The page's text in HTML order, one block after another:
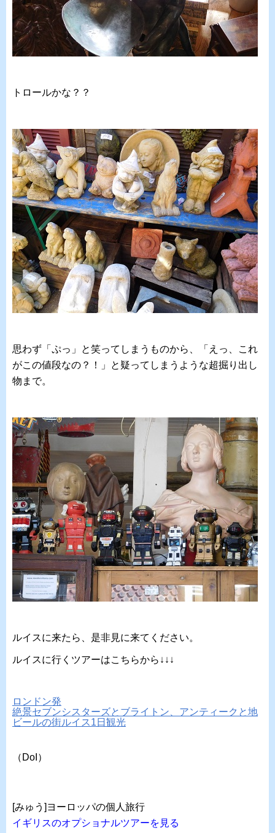
トロールかな？？
思わず「ぷっ」と笑ってしまうものから、「えっ、これ
がこの値段なの？！」と疑ってしまうような超掘り出し
物まで。
ルイスに来たら、是非見に来てください。
ルイスに行くツアーはこちらから↓↓↓
ロンドン発
絶景セブンシスターズとブライトン、アンティークと地
ビールの街ルイス1日観光
（DoI）
[みゅう]ヨーロッパの個人旅行
イギリスのオプショナルツアーを見る